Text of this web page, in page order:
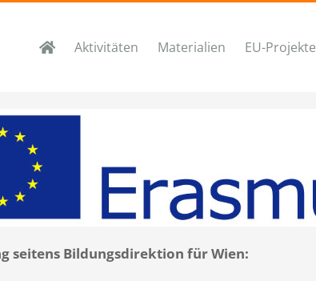
Aktivitäten Materialien EU-Projekte
seitens Bildungsdirektion für Wien: